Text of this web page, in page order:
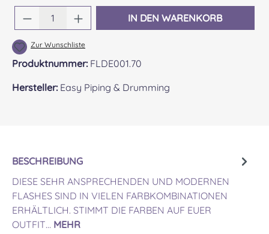
Produkt Anzahl: Gib den gewünschten
IN DEN WARENKORB
Zur Wunschliste
Produktnummer: FLDE001.70
Hersteller: Easy Piping & Drumming
BESCHREIBUNG
DIESE SEHR ANSPRECHENDEN UND MODERNEN
FLASHES SIND IN VIELEN FARBKOMBINATIONEN
ERHÄLTLICH. STIMMT DIE FARBEN AUF EUER
OUTFIT… MEHR